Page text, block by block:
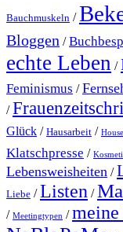
Bauchmuskeln /
Bloggen /
echte Leben /
Feminismus /
/
Glück / Hausarbeit /
Klatschpresse /
Lebensweisheiten /
Liebe /Listen /
/ Meetingtypen /meine